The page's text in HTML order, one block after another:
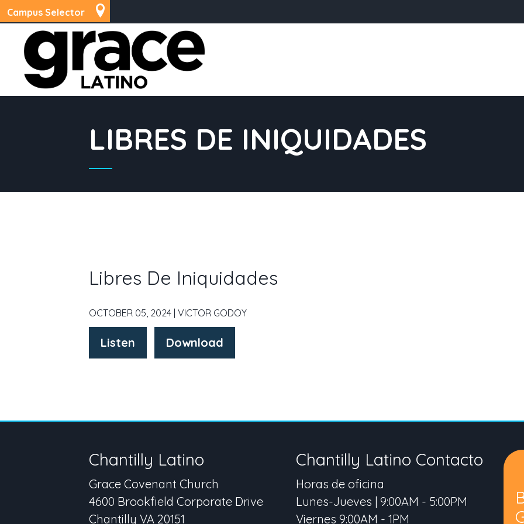
Campus Selector
LIBRES DE INIQUIDADES
Libres De Iniquidades
OCTOBER 05, 2024 | VICTOR GODOY
Listen Download
Chantilly Latino
Grace Covenant Church
4600 Brookfield Corporate Drive
Chantilly VA 20151
Chantilly Latino Contacto
Horas de oficina
Lunes-Jueves | 9:00AM - 5:00PM
Viernes 9:00AM - 1PM